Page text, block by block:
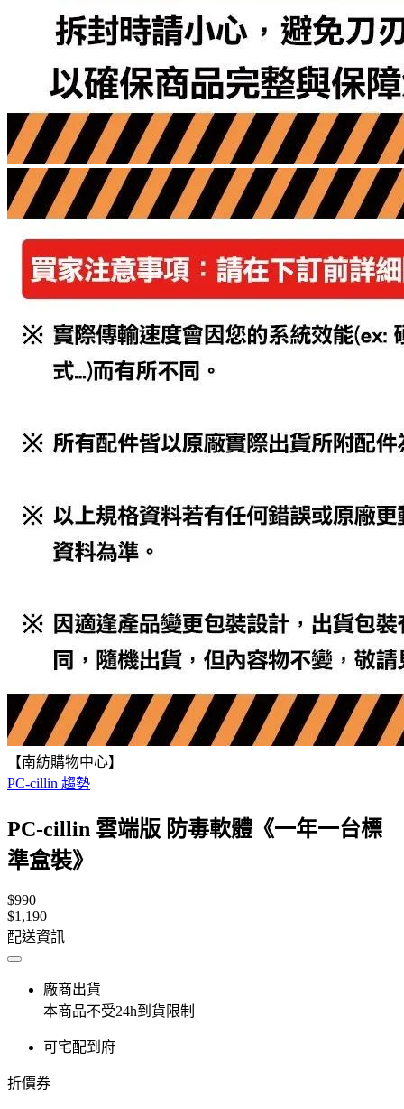
【南紡購物中心】
PC-cillin 趨勢
PC-cillin 雲端版 防毒軟體《一年一台標
準盒裝》
$990
$1,190
配送資訊
廠商出貨
本商品不受24h到貨限制
可宅配到府
折價券